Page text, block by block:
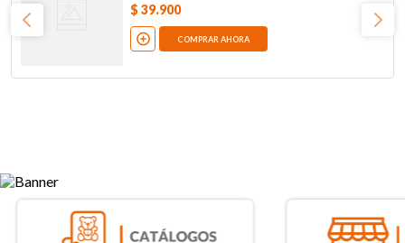
$ 39.900
COMPRAR AHORA